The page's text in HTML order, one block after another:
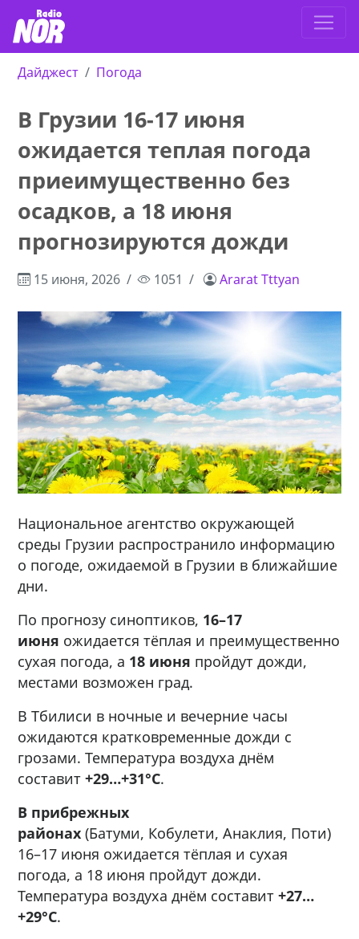
Дайджест Погода
В Грузии 16-17 июня
ожидается теплая погода
приеимущественно без
осадков, а 18 июня
прогнозируются дожди
15 июня, 2026 1051 Ararat Tttyan
Национальное агентство окружающей
среды Грузии распространило информацию
о погоде, ожидаемой в Грузии в ближайшие
дни.
По прогнозу синоптиков, 16–17
июня ожидается тёплая и преимущественно
сухая погода, а 18 июня пройдут дожди,
местами возможен град.
В Тбилиси в ночные и вечерние часы
ожидаются кратковременные дожди с
грозами. Температура воздуха днём
составит+29…+31°C.
В прибрежных
районах (Батуми, Кобулети, Анаклия, Поти)
16–17 июня ожидается тёплая и сухая
погода, а 18 июня пройдут дожди.
Температура воздуха днём составит+27…
+29°C.